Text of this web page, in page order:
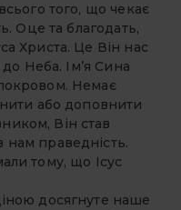
того, що чекає
Оце та благодать,
Христа. Це Він нас
Неба. Ім’я Сина
Немає
або допов­нити
Він став
праведність.
тому, що Ісус
досягнуте наше